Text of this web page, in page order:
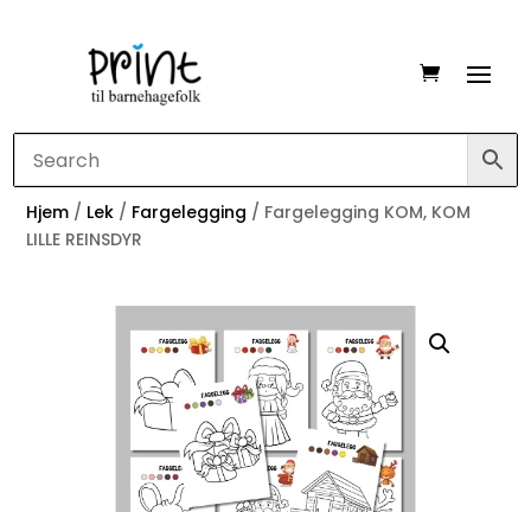
Hjem / Lek / Fargelegging / Fargelegging KOM, KOM
LILLE REINSDYR